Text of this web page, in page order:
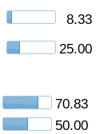
8.33
25.00
70.83
50.00